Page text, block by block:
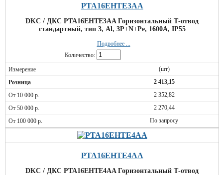
PTA16EHTE3AA
DKC / ДКС PTA16EHTE3AA Горизонтальный Т-отвод
стандартный, тип 3, Al, 3P+N+Pe, 1600А, IP55
Подробнее ...
Количество:
(шт)
2 413,15
2 352,82
2 270,44
По запросу
PTA16EHTE4AA
DKC / ДКС PTA16EHTE4AA Горизонтальный Т-отвод